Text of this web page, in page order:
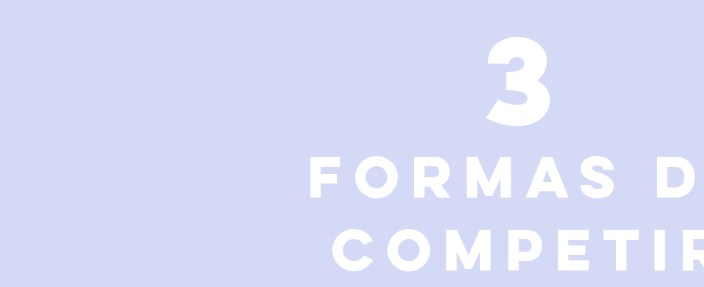
3
FORMAS